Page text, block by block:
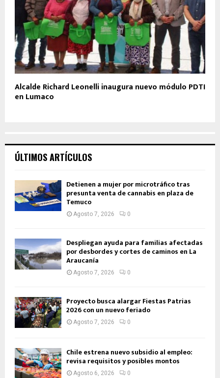
Alcalde Richard Leonelli inaugura nuevo módulo PDTI
en Lumaco
ÚLTIMOS ARTÍCULOS
Detienen a mujer por microtráfico tras
presunta venta de cannabis en plaza de
Temuco
Agosto 7, 2026 0
Despliegan ayuda para familias afectadas
por desbordes y cortes de caminos en La
Araucanía
Agosto 7, 2026 0
Proyecto busca alargar Fiestas Patrias
2026 con un nuevo feriado
Agosto 7, 2026 0
Chile estrena nuevo subsidio al empleo:
revisa requisitos y posibles montos
Agosto 6, 2026 0